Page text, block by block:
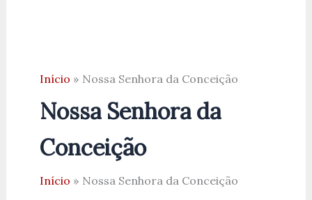
Início Nossa Senhora da Conceição
Nossa Senhora da
Conceição
Início Nossa Senhora da Conceição